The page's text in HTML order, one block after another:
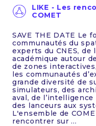
LIKE - Les
COMET
SAVE THE DATE Le
communautés du
experts du CNES, de
académique autour
de zones
les communautés
grande diversité de
simulateurs, des
aval, de
des lanceurs aux
L'ensemble de
rencontrer sur ...